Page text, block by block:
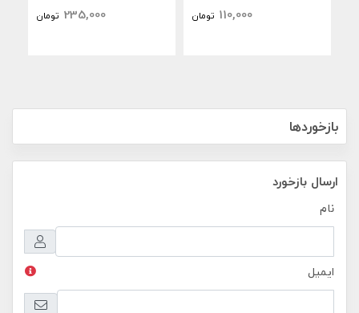
110,000 تومان 235,000 تومان
بازخوردها
ارسال بازخورد
نام
ایمیل